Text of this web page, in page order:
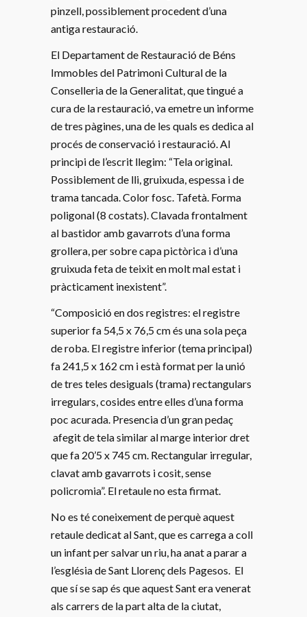
pinzell, possiblement procedent d’una
antiga restauració.
El Departament de Restauració de Béns
Immobles del Patrimoni Cultural de la
Conselleria de la Generalitat, que tingué a
cura de la restauració, va emetre un informe
de tres pàgines, una de les quals es dedica al
procés de conservació i restauració. Al
principi de l’escrit llegim: “Tela original.
Possiblement de lli, gruixuda, espessa i de
trama tancada. Color fosc. Tafetà. Forma
poligonal (8 costats). Clavada frontalment
al bastidor amb gavarrots d’una forma
grollera, per sobre capa pictòrica i d’una
gruixuda feta de teixit en molt mal estat i
pràcticament inexistent”.
“Composició en dos registres: el registre
superior fa 54,5 x 76,5 cm és una sola peça
de roba. El registre inferior (tema principal)
fa 241,5 x 162 cm i està format per la unió
de tres teles desiguals (trama) rectangulars
irregulars, cosides entre elles d’una forma
poc acurada. Presencia d’un gran pedaç
afegit de tela similar al marge interior dret
que fa 20’5 x 745 cm. Rectangular irregular,
clavat amb gavarrots i cosit, sense
policromia”. El retaule no esta firmat.
No es té coneixement de perquè aquest
retaule dedicat al Sant, que es carrega a coll
un infant per salvar un riu, ha anat a parar a
l’església de Sant Llorenç dels Pagesos. El
que sí se sap és que aquest Sant era venerat
als carrers de la part alta de la ciutat,